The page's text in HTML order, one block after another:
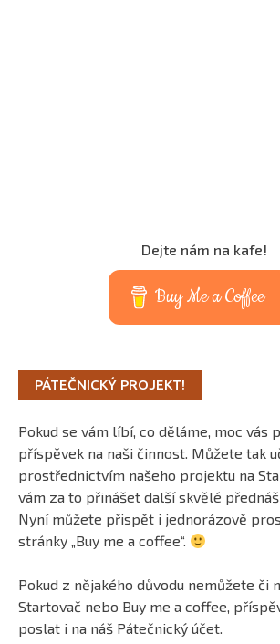
Dejte nám na kafe!
Buy Me a Coffee
PÁTEČNICKÝ PROJEKT!
Pokud se vám líbí, co děláme, moc vás
příspěvek na naši činnost. Můžete tak
prostřednictvím našeho projektu na
vám za to přinášet další skvělé
Nyní můžete přispět i jednorázově
stránky „Buy me a coffee“.
Pokud z nějakého důvodu nemůžete či
Startovač nebo Buy me a coffee,
poslat i na náš Pátečnický účet.